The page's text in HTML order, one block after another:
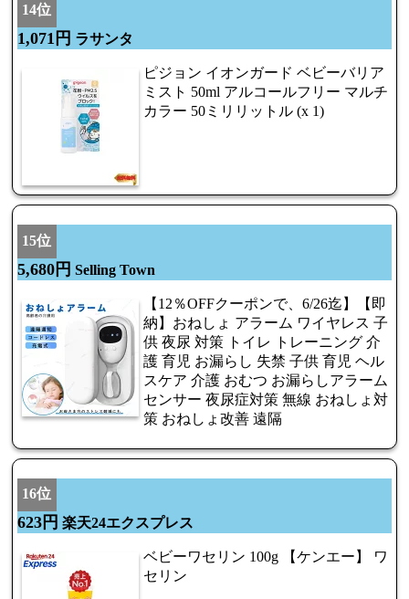
14位
1,071円 ラサンタ
ピジョン イオンガード ベビーバリア
ミスト 50ml アルコールフリー マルチ
カラー 50ミリリットル (x 1)
15位
5,680円 Selling Town
【12％OFFクーポンで、6/26迄】【即
納】おねしょ アラーム ワイヤレス 子
供 夜尿 対策 トイレ トレーニング 介
護 育児 お漏らし 失禁 子供 育児 ヘル
スケア 介護 おむつ お漏らしアラーム
センサー 夜尿症対策 無線 おねしょ対
策 おねしょ改善 遠隔
16位
623円 楽天24エクスプレス
ベビーワセリン 100g 【ケンエー】 ワ
セリン